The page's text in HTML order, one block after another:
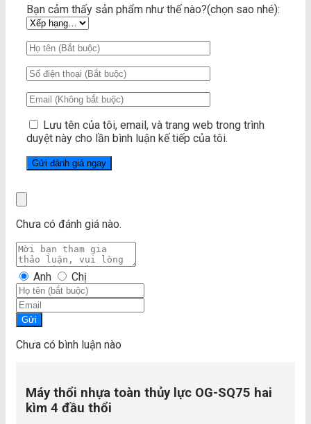
Bạn cảm thấy sản phẩm như thế nào?(chọn sao nhé):
Lưu tên của tôi, email, và trang web trong trình
duyệt này cho lần bình luận kế tiếp của tôi.
Chưa có đánh giá nào.
Anh Chị
Gửi
Chưa có bình luận nào
Máy thổi nhựa toàn thủy lực OG-SQ75 hai
kìm 4 đầu thổi